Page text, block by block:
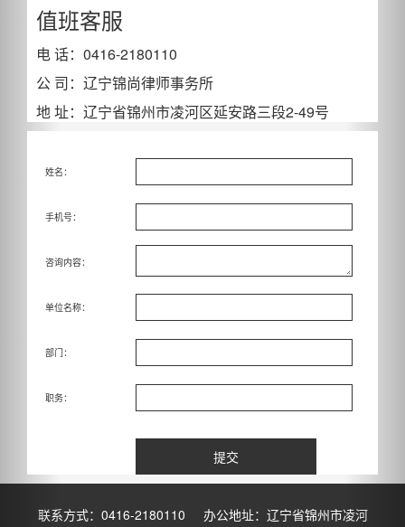
值班客服
电 话：0416-2180110
公 司：辽宁锦尚律师事务所
地 址：辽宁省锦州市凌河区延安路三段2-49号
姓名：
手机号：
咨询内容：
单位名称：
部门：
职务：
提交
联系方式：0416-2180110 办公地址：辽宁省锦州市凌河